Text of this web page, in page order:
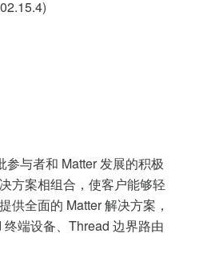
参与者和 Matter 发展的积极
方案相组合，使客户能够轻
供全面的 Matter 解决方案，
端设备、Thread 边界路由